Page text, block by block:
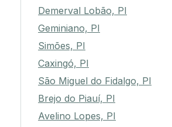
Demerval Lobão, PI
Geminiano, PI
Simões, PI
Caxingó, PI
São Miguel do Fidalgo, PI
Brejo do Piauí, PI
Avelino Lopes, PI